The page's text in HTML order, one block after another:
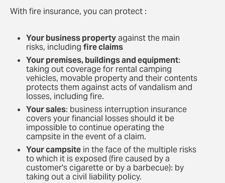
With fire insurance, you can protect :
Your business propertyagainst the main
risks, including fire claims
Your premises, buildings and equipment:
taking out coverage for rental camping
vehicles, movable property and their contents
protects them against acts of vandalism and
losses, including fire.
Your sales: business interruption insurance
covers your financial losses should it be
impossible to continue operating the
campsite in the event of a claim.
Your campsite in the face of the multiple risks
to which it is exposed (fire caused by a
customer's cigarette or by a barbecue): by
taking out a civil liability policy.